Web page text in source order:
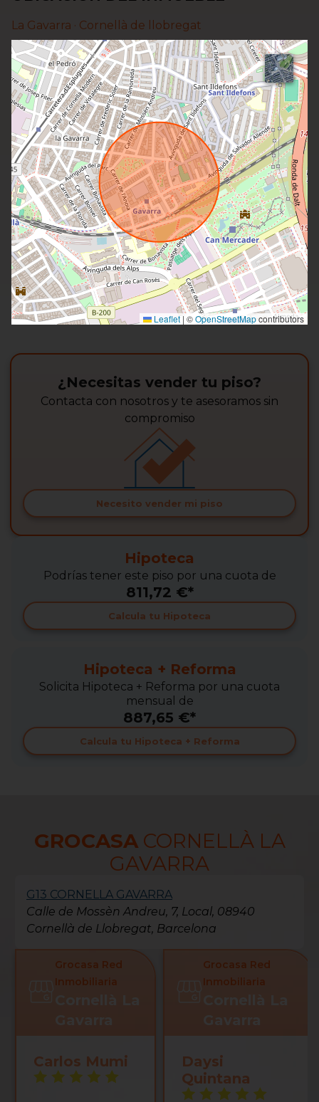
La Gavarra · Cornellà de llobregat
Leaflet | ©OpenStreetMapcontributors
¿Necesitas vender tu piso?
Contacta con nosotros y te asesoramos sin
compromiso
Necesito vender mi piso
Hipoteca
Podrías tener este piso por una cuota de
811,72 €*
Calcula tu Hipoteca
Hipoteca + Reforma
Solicita Hipoteca + Reforma por una cuota
mensual de
887,65 €*
Calcula tu Hipoteca + Reforma
GROCASA CORNELLÀ LA
GAVARRA
G13 CORNELLA GAVARRA
Calle de Mossèn Andreu, 7, Local, 08940
Cornellà de Llobregat, Barcelona
Grocasa Red
Inmobiliaria
Carlos Mumi
Grocasa Red
Inmobiliaria
Daysi
Quintana